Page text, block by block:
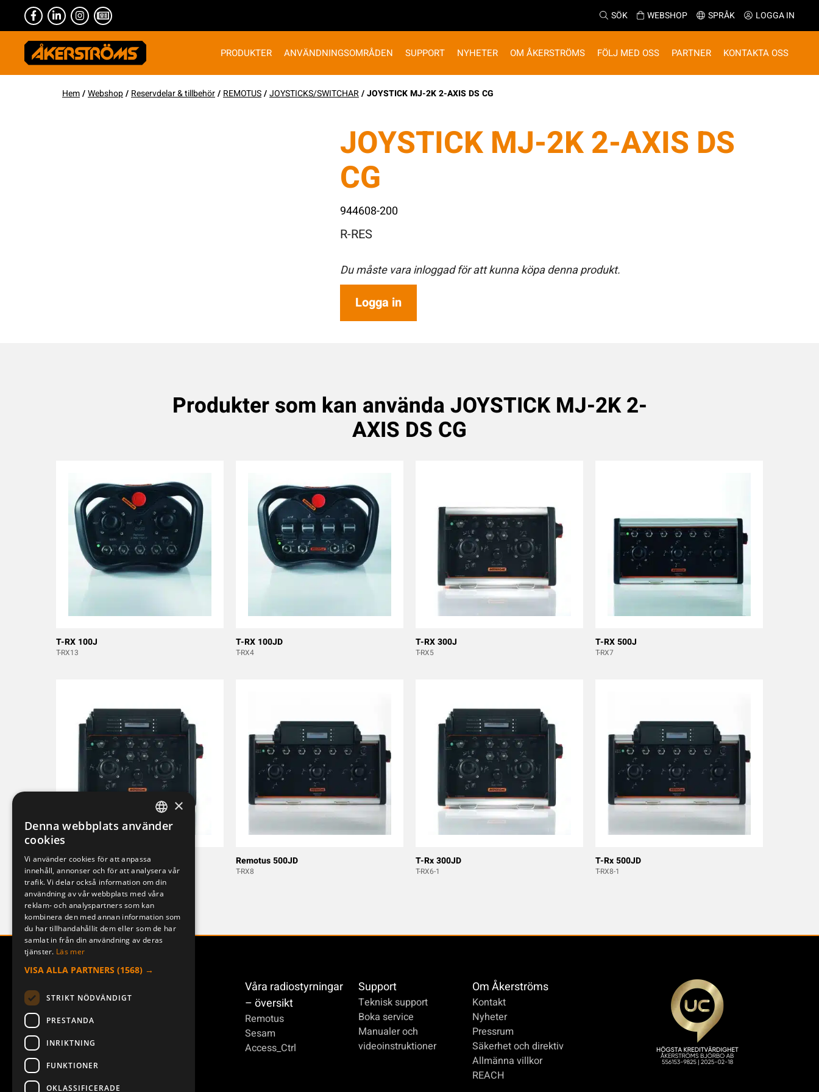
SÖK WEBSHOP SPRÅK LOGGA IN
PRODUKTER ANVÄNDNINGSOMRÅDEN SUPPORT NYHETER OM ÅKERSTRÖMS FÖLJ MED OSS PARTNER KONTAKTA OSS
Hem/Webshop/ Reservdelar & tillbehör/ REMOTUS/JOYSTICKS/SWITCHAR/ JOYSTICK MJ-2K 2-AXIS DS CG
JOYSTICK MJ-2K 2-AXIS DS
CG
944608-200
R-RES
Du måste vara inloggad för att kunna köpa denna produkt.
Logga in
Produkter som kan använda JOYSTICK MJ-2K 2-
AXIS DS CG
T-RX 100J
T-RX13
T-RX 100JD
T-RX4
T-RX 300J
T-RX5
T-RX 500J
T-RX7
Remotus 300JD
T-RX6
Remotus 500JD
T-RX8
T-Rx 300JD
T-RX6-1
T-Rx 500JD
T-RX8-1
Våra radiostyrningar
– översikt
Remotus
Sesam
Access_Ctrl
Support
Teknisk support
Boka service
Manualer och
videoinstruktioner
Om Åkerströms
Kontakt
Nyheter
Pressrum
Säkerhet och direktiv
Allmänna villkor
REACH
SWEDISH
DEUTSCH
×
Denna webbplats använder
cookies
Vi använder cookies för att anpassa
innehåll, annonser och för att analysera vår
trafik. Vi delar också information om din
användning av vår webbplats med våra
reklam- och analyspartners som kan
kombinera den med annan information som
du har tillhandahållit dem eller som de har
samlat in från din användning av deras
tjänster. Läs mer
VISA ALLA PARTNERS (1568) →
STRIKT NÖDVÄNDIGT
PRESTANDA
INRIKTNING
FUNKTIONER
OKLASSIFICERADE